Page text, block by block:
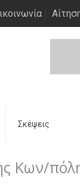
Σκέψεις
Κων/